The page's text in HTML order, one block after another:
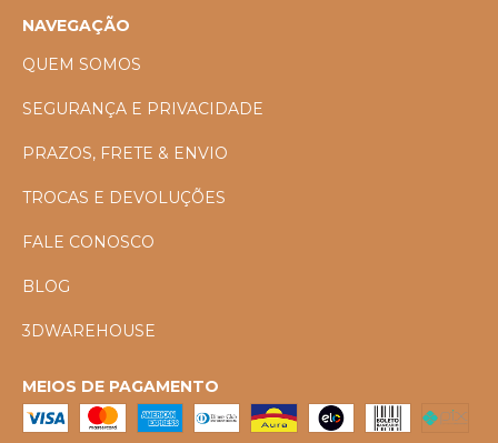
NAVEGAÇÃO
QUEM SOMOS
SEGURANÇA E PRIVACIDADE
PRAZOS, FRETE & ENVIO
TROCAS E DEVOLUÇÕES
FALE CONOSCO
BLOG
3DWAREHOUSE
MEIOS DE PAGAMENTO